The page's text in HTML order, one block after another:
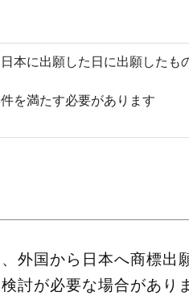
本に出願した日に出願したも
を満たす必要があります
外国から日本へ商標出
討が必要な場合があり